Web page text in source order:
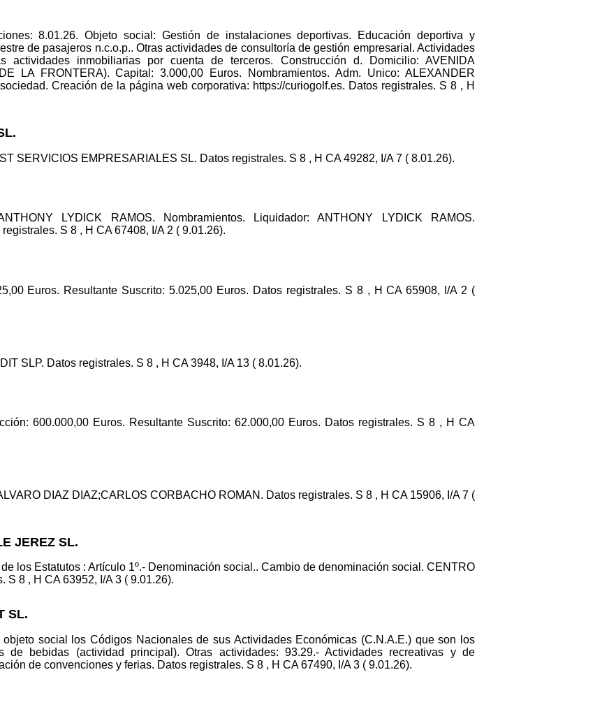
8.01.26. Objeto social: Gestión de instalaciones deportivas. Educación deportiva y
de pasajeros n.c.o.p.. Otras actividades de consultoría de gestión empresarial. Actividades
actividades inmobiliarias por cuenta de terceros. Construcción d. Domicilio: AVENIDA
LA FRONTERA). Capital: 3.000,00 Euros. Nombramientos. Adm. Unico: ALEXANDER
Creación de la página web corporativa: https://curiogolf.es. Datos registrales. S 8 , H
SERVICIOS EMPRESARIALES SL. Datos registrales. S 8 , H CA 49282, I/A 7 ( 8.01.26).
LYDICK RAMOS. Nombramientos. Liquidador: ANTHONY LYDICK RAMOS.
S 8 , H CA 67408, I/A 2 ( 9.01.26).
Euros. Resultante Suscrito: 5.025,00 Euros. Datos registrales. S 8 , H CA 65908, I/A 2 (
SLP. Datos registrales. S 8 , H CA 3948, I/A 13 ( 8.01.26).
600.000,00 Euros. Resultante Suscrito: 62.000,00 Euros. Datos registrales. S 8 , H CA
DIAZ DIAZ;CARLOS CORBACHO ROMAN. Datos registrales. S 8 , H CA 15906, I/A 7 (
JEREZ SL.
los Estatutos : Artículo 1º.- Denominación social.. Cambio de denominación social. CENTRO
8 , H CA 63952, I/A 3 ( 9.01.26).
SL.
social los Códigos Nacionales de sus Actividades Económicas (C.N.A.E.) que son los
de bebidas (actividad principal). Otras actividades: 93.29.- Actividades recreativas y de
de convenciones y ferias. Datos registrales. S 8 , H CA 67490, I/A 3 ( 9.01.26).